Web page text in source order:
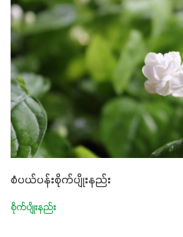
စံပယ်ပန်းစိုက်ပျိုးနည်း
စိုက်ပျိုးနည်း